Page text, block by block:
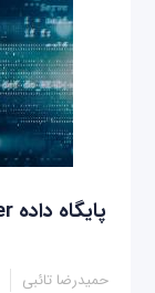
حمیدرضا تائبی